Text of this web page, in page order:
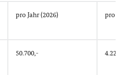
pro Jahr (2026) pro
50.700,-